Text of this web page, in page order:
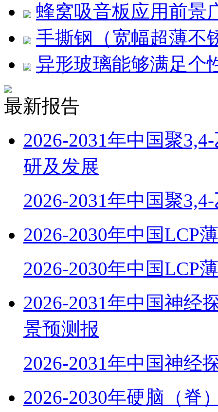
蜂窝吸音板应用前景
手撕钢（宽幅超薄不
异形玻璃能够满足个
最新报告
2026-2031年中国聚
研及发展
2026-2031年中国聚
2026-2030年中国LCP
2026-2030年中国LCP
2026-2031年中国神经
景预测报
2026-2031年中国神经
2026-2030年硬脑（脊